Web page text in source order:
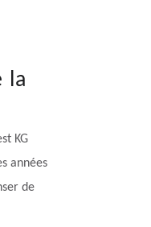
la
KG
années
de